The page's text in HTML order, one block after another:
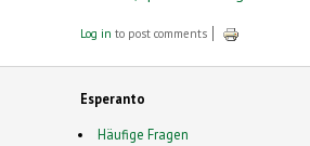
Log in to post comments
Esperanto
Häufige Fragen